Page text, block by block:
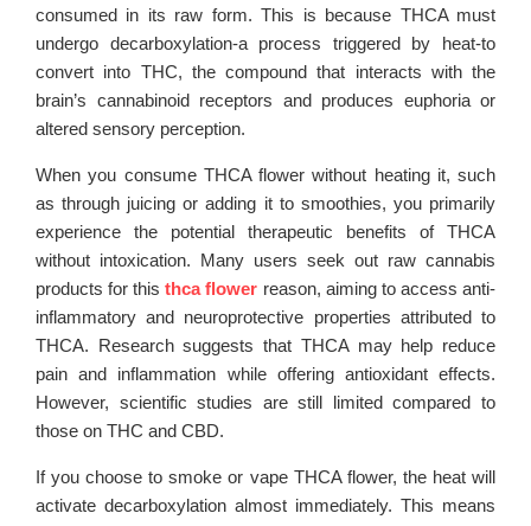
consumed in its raw form. This is because THCA must
undergo decarboxylation-a process triggered by heat-to
convert into THC, the compound that interacts with the
brain’s cannabinoid receptors and produces euphoria or
altered sensory perception.
When you consume THCA flower without heating it, such
as through juicing or adding it to smoothies, you primarily
experience the potential therapeutic benefits of THCA
without intoxication. Many users seek out raw cannabis
products for thisthca flower reason, aiming to access anti-
inflammatory and neuroprotective properties attributed to
THCA. Research suggests that THCA may help reduce
pain and inflammation while offering antioxidant effects.
However, scientific studies are still limited compared to
those on THC and CBD.
If you choose to smoke or vape THCA flower, the heat will
activate decarboxylation almost immediately. This means